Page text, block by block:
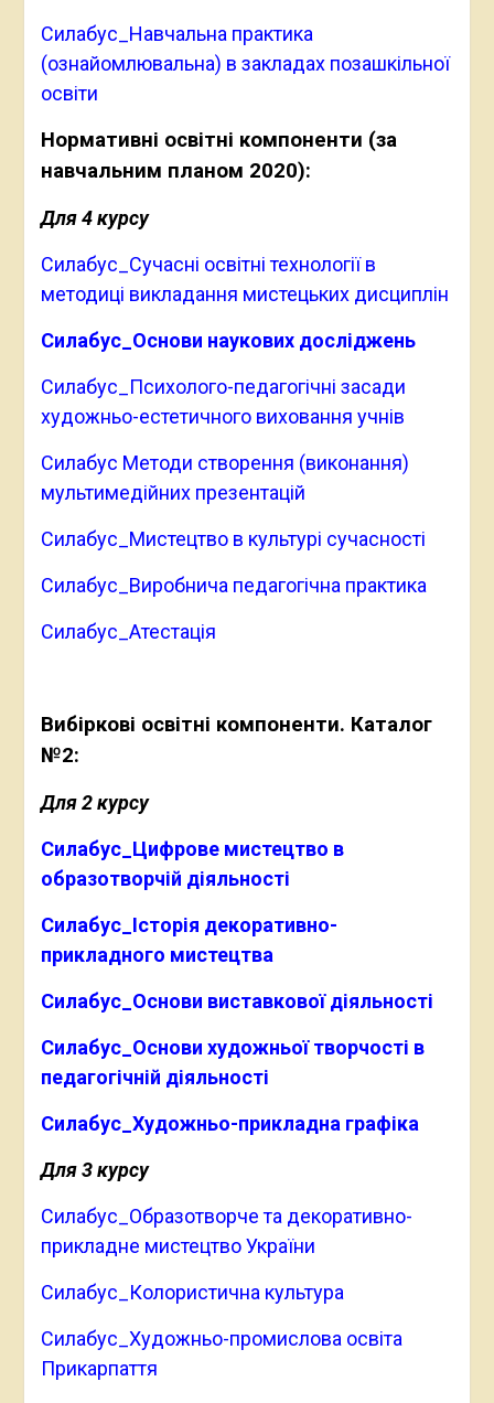
Силабус_Навчальна практика
(ознайомлювальна) в закладах позашкільної
освіти
Нормативні освітні компоненти (за
навчальним планом 2020):
Для 4 курсу
Силабус_Сучасні освітні технології в
методиці викладання мистецьких дисциплін
Силабус_Основи наукових досліджень
Силабус_Психолого-педагогічні засади
художньо-естетичного виховання учнів
Силабус Методи створення (виконання)
мультимедійних презентацій
Силабус_Мистецтво в культурі сучасності
Силабус_Виробнича педагогічна практика
Силабус_Атестація
Вибіркові освітні компоненти. Каталог
№2:
Для 2 курсу
Силабус_Цифрове мистецтво в
образотворчій діяльності
Силабус_Історія декоративно-
прикладного мистецтва
Силабус_Основи виставкової діяльності
Силабус_Основи художньої творчості в
педагогічній діяльності
Силабус_Художньо-прикладна графіка
Для 3 курсу
Силабус_Образотворче та декоративно-
прикладне мистецтво України
Силабус_Колористична культура
Силабус_Художньо-промислова освіта
Прикарпаття